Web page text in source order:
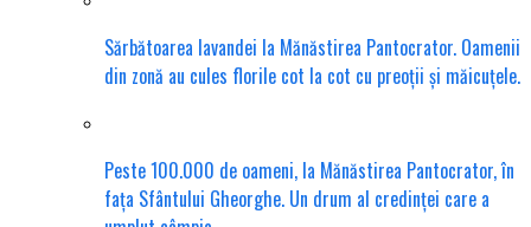
Sărbătoarea lavandei la Mănăstirea Pantocrator. Oamenii
din zonă au cules florile cot la cot cu preoții și măicuțele.
Peste 100.000 de oameni, la Mănăstirea Pantocrator, în
fața Sfântului Gheorghe. Un drum al credinței care a